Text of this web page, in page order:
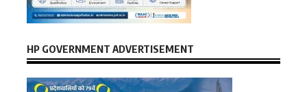
HP GOVERNMENT ADVERTISEMENT